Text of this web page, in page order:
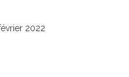
2022